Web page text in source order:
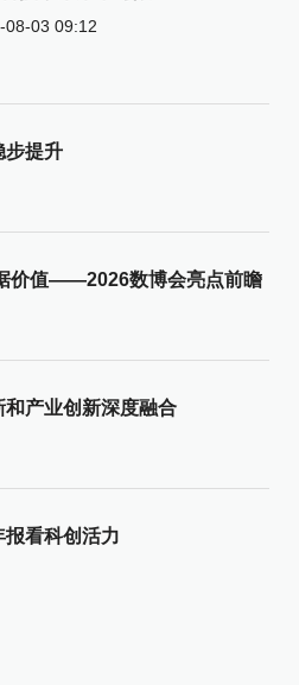
08-03 09:12
步提升
价值——2026数博会亮点前瞻
和产业创新深度融合
报看科创活力